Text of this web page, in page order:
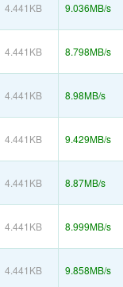
4.441KB 9.036MB/s
4.441KB 8.798MB/s
4.441KB 8.98MB/s
4.441KB 9.429MB/s
4.441KB 8.87MB/s
4.441KB 8.999MB/s
4.441KB 9.858MB/s